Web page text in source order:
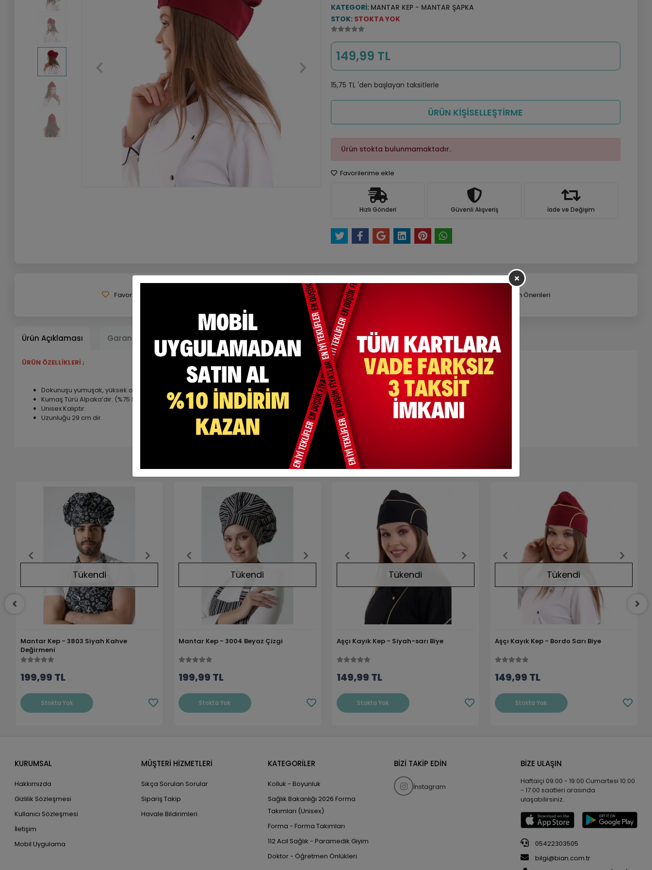
KATEGORI: MANTAR KEP - MANTAR ŞAPKA
STOK: STOKTA YOK
149,99 TL
15,75 TL 'den başlayan taksitlerle
ÜRÜN KİŞİSELLEŞTİRME
Ürün stokta bulunmamaktadır.
Favorilerime ekle
Hızlı Gönderi Güvenli Alışveriş İade ve Değişim
Favorilerime Ekle Karşılaştır Gelince Haber Ver Ürün Önerileri
Ürün Açıklaması Garanti ve Teslimat Taksit Seçenekleri Yorumlar
ÜRÜN ÖZELLİKLERİ ;
Dokunuşu yumuşak, yüksek oranda nefes alabilen rahat bir kumaş türüdür.
Kumaş Türü Alpaka’dır. (%75 Poly + %25 Viscon)
Unisex Kalıptır.
Uzunluğu 29 cm dir.
Benzer Ürünler
Tükendi
Mantar Kep - 3803 Siyah Kahve
Değirmeni
199,99 TL
Stokta Yok
Tükendi
Mantar Kep - 3004 Beyaz Çizgi
199,99 TL
Stokta Yok
Tükendi
Aşçı Kayık Kep - Siyah-sarı Biye
149,99 TL
Stokta Yok
Tükendi
Aşçı Kayık Kep - Bordo Sarı Biye
149,99 TL
Stokta Yok
KURUMSAL
Hakkımızda
Gizlilik Sözleşmesi
Kullanıcı Sözleşmesi
İletişim
Mobil Uygulama
MÜŞTERİ HİZMETLERİ
Sıkça Sorulan Sorular
Sipariş Takip
Havale Bildirimleri
KATEGORİLER
Kolluk - Boyunluk
Sağlık Bakanlığı 2026 Forma
Takımları (Unisex)
Forma - Forma Takımları
112 Acil Sağlık - Paramedik Giyim
Doktor - Öğretmen Önlükleri
BİZİ TAKİP EDİN
İnstagram
BİZE ULAŞIN
Haftaiçi 09:00 - 19:00 Cumartesi 10:00
- 17:00 saatleri arasında
ulaşabilirsiniz.
05422303505
bilgi@bian.com.tr